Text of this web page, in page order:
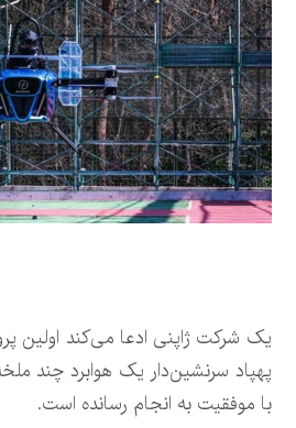
یک شرکت ژاپنی ادعا می‌کند اولین
پهپاد سرنشین‌دار یک هوابرد چند
با موفقیت به انجام رسانده است.